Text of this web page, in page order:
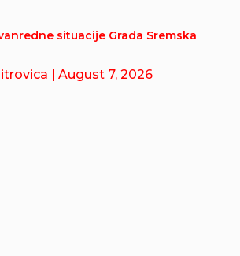
situacije Grada Sremska
| August 7, 2026